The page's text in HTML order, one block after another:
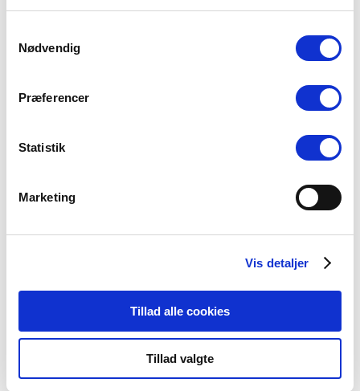
Nødvendig
Præferencer
Statistik
Marketing
Vis detaljer
Tillad alle cookies
Tillad valgte